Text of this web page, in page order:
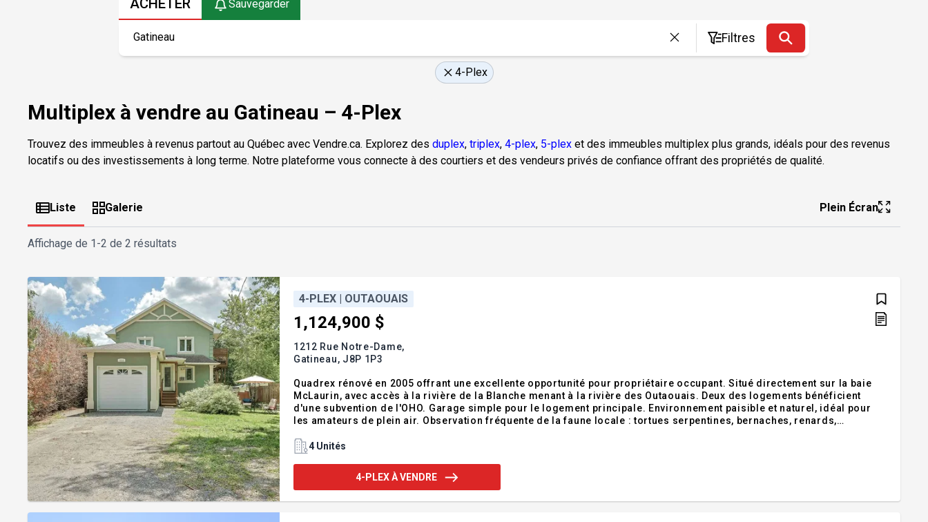
ACHETER Sauvegarder
Filtres
4-Plex
Multiplex à vendre au Gatineau – 4-Plex
Trouvez des immeubles à revenus partout au Québec avec Vendre.ca. Explorez des duplex, triplex, 4-plex, 5-plex et des immeubles multiplex plus grands, idéals pour des revenus
locatifs ou des investissements à long terme. Notre plateforme vous connecte à des courtiers et des vendeurs privés de confiance offrant des propriétés de qualité.
Liste Galerie Plein Écran
Affichage de 1-2 de 2 résultats
4-PLEX | OUTAOUAIS
1,124,900 $
1212 Rue Notre-Dame,
Gatineau, J8P 1P3
Quadrex rénové en 2005 offrant une excellente opportunité pour propriétaire occupant. Situé directement sur la baie
McLaurin, avec accès à la rivière de la Blanche menant à la rivière des Outaouais. Deux des logements bénéficient
d'une subvention de l'OHO. Garage simple pour le logement principale. Environnement paisible et naturel, idéal pour
les amateurs de plein air. Observation fréquente de la faune locale : tortues serpentines, bernaches, renards,
municipales ont été remplacées,
4 Unités
4-PLEX À VENDRE